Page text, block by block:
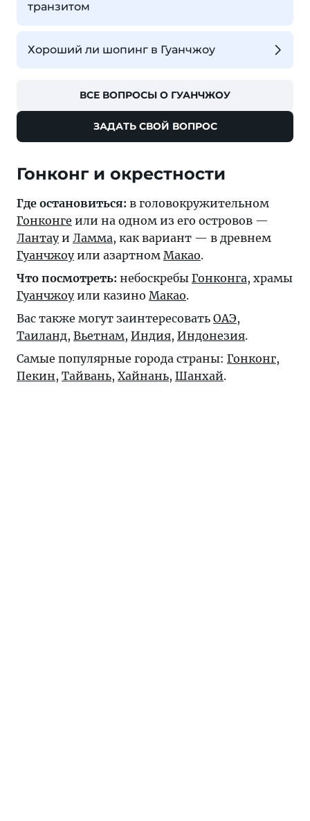
транзитом
Хороший ли шопинг в Гуанчжоу
ВСЕ ВОПРОСЫ О ГУАНЧЖОУ
ЗАДАТЬ СВОЙ ВОПРОС
Гонконг и окрестности
Где остановиться: в головокружительном
Гонконге или на одном из его островов —
Лантауи Ламма, как вариант — в древнем
Гуанчжоуили азартном Макао.
Что посмотреть: небоскребы Гонконга, храмы
Гуанчжоуили казино Макао.
Вас также могут заинтересовать ОАЭ,
Таиланд, Вьетнам, Индия, Индонезия.
Самые популярные города страны: Гонконг,
Пекин, Тайвань, Хайнань, Шанхай.